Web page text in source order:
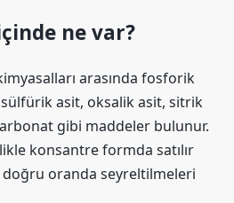
ne var?
arasında fosforik
asit, oksalik asit, sitrik
gibi maddeler bulunur.
konsantre formda satılır
doğru oranda seyreltilmeleri